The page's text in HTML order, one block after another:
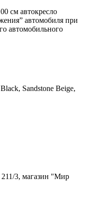
см автокресло
автомобиля при
автомобильного
Sandstone Beige,
3, магазин "Мир